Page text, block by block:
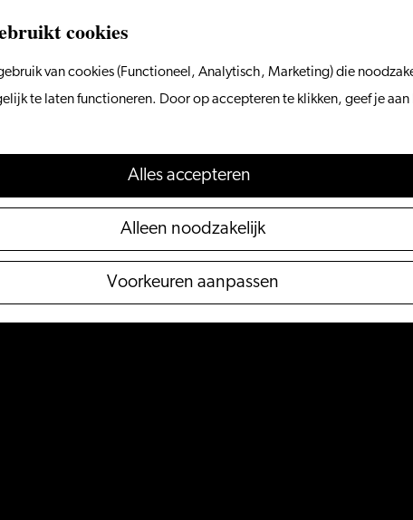
cookies
van cookies (Functioneel, Analytisch, Marketing) die
te laten functioneren. Door op accepteren te klikken, geef je
Alles accepteren
Alleen noodzakelijk
Voorkeuren aanpassen